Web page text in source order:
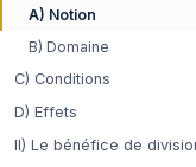
A) Notion
B) Domaine
C) Conditions
D) Effets
II) Le bénéfice de